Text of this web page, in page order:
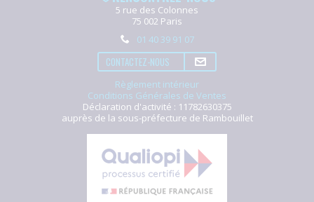
5 rue des Colonnes
75 002 Paris
01 40 39 91 07
CONTACTEZ-NOUS
Règlement intérieur
Conditions Générales de Ventes
Déclaration d'activité : 11782630375
auprès de la sous-préfecture de Rambouillet